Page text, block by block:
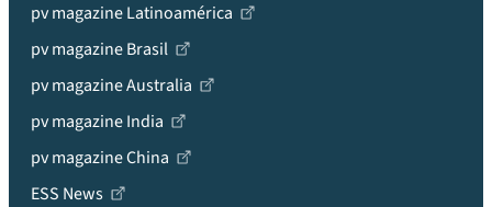
pv magazine Latinoamérica
pv magazine Brasil
pv magazine Australia
pv magazine India
pv magazine China
ESS News